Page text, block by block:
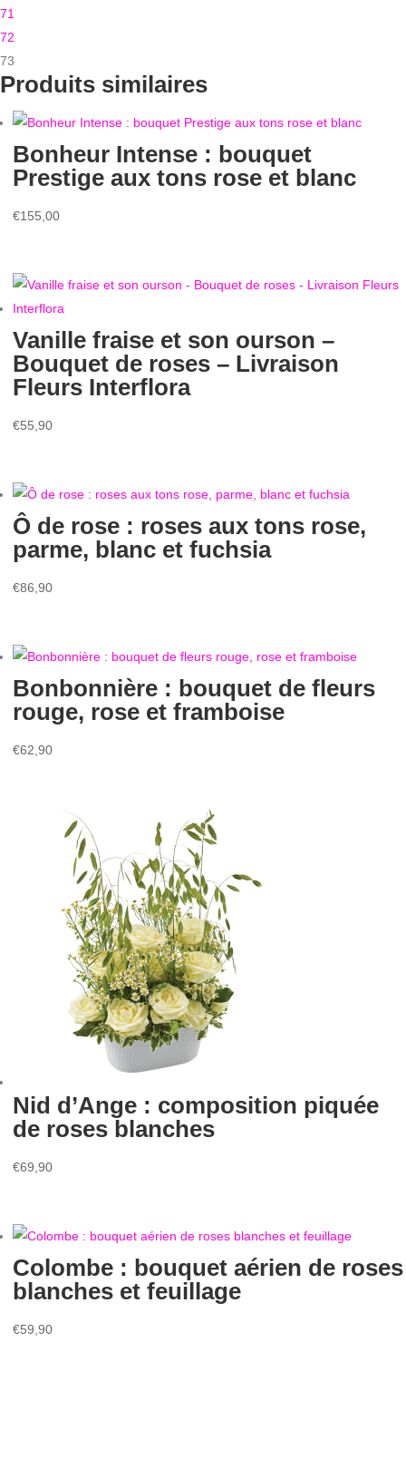
71
72
73
Produits similaires
Bonheur Intense : bouquet
Prestige aux tons rose et blanc
€155,00
Vanille fraise et son ourson –
Bouquet de roses – Livraison
Fleurs Interflora
€55,90
Ô de rose : roses aux tons rose,
parme, blanc et fuchsia
€86,90
Bonbonnière : bouquet de fleurs
rouge, rose et framboise
€62,90
Nid d’Ange : composition piquée
de roses blanches
€69,90
Colombe : bouquet aérien de roses
blanches et feuillage
€59,90